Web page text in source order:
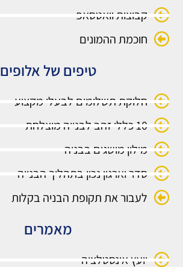
קבוצות וואטסאפ
חוכמת ההמונים
טיפים של אלופים
חלוקת תשלומים לבעלי מקצוע
10 כללי זהב לבנייה מוצלחת
מילון מושגים בבניה
סדר וארגון נכון בתהליך הבנייה
לעבור את תקופת הבניה בקלות
מאמרים
יועץ אינסטלציה